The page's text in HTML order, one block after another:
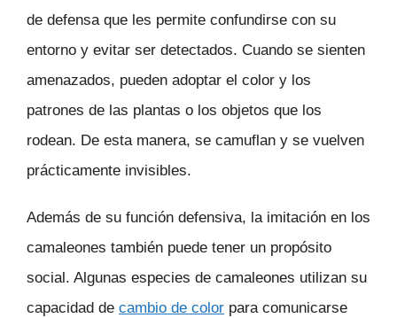
de defensa que les permite confundirse con su
entorno y evitar ser detectados. Cuando se sienten
amenazados, pueden adoptar el color y los
patrones de las plantas o los objetos que los
rodean. De esta manera, se camuflan y se vuelven
prácticamente invisibles.
Además de su función defensiva, la imitación en los
camaleones también puede tener un propósito
social. Algunas especies de camaleones utilizan su
capacidad de cambio de color para comunicarse